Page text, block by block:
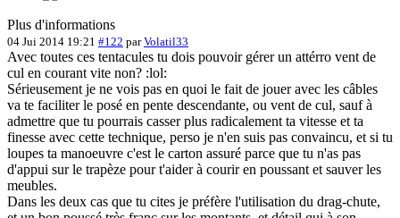
Plus d'informations
04 Jui 2014 19:21 #122 parVolatil33
Avec toutes ces tentacules tu dois pouvoir gérer un attérro vent de
cul en courant vite non? :lol:
Sérieusement je ne vois pas en quoi le fait de jouer avec les câbles
va te faciliter le posé en pente descendante, ou vent de cul, sauf à
admettre que tu pourrais casser plus radicalement ta vitesse et ta
finesse avec cette technique, perso je n'en suis pas convaincu, et si tu
loupes ta manoeuvre c'est le carton assuré parce que tu n'as pas
d'appui sur le trapèze pour t'aider à courir en poussant et sauver les
meubles.
Dans les deux cas que tu cites je préfère l'utilisation du drag-chute,